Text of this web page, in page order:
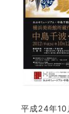
平成24年10